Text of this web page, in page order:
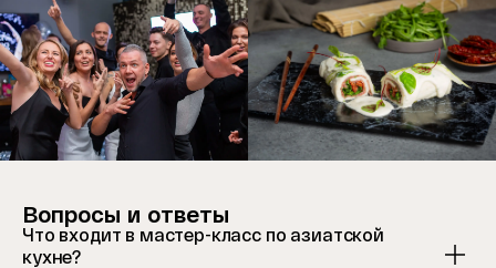
Вопросы и ответы
Что входит в мастер-класс по азиатской
кухне?